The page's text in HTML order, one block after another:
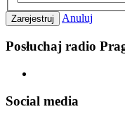
Zarejestruj Anuluj
Posłuchaj radio
Social media